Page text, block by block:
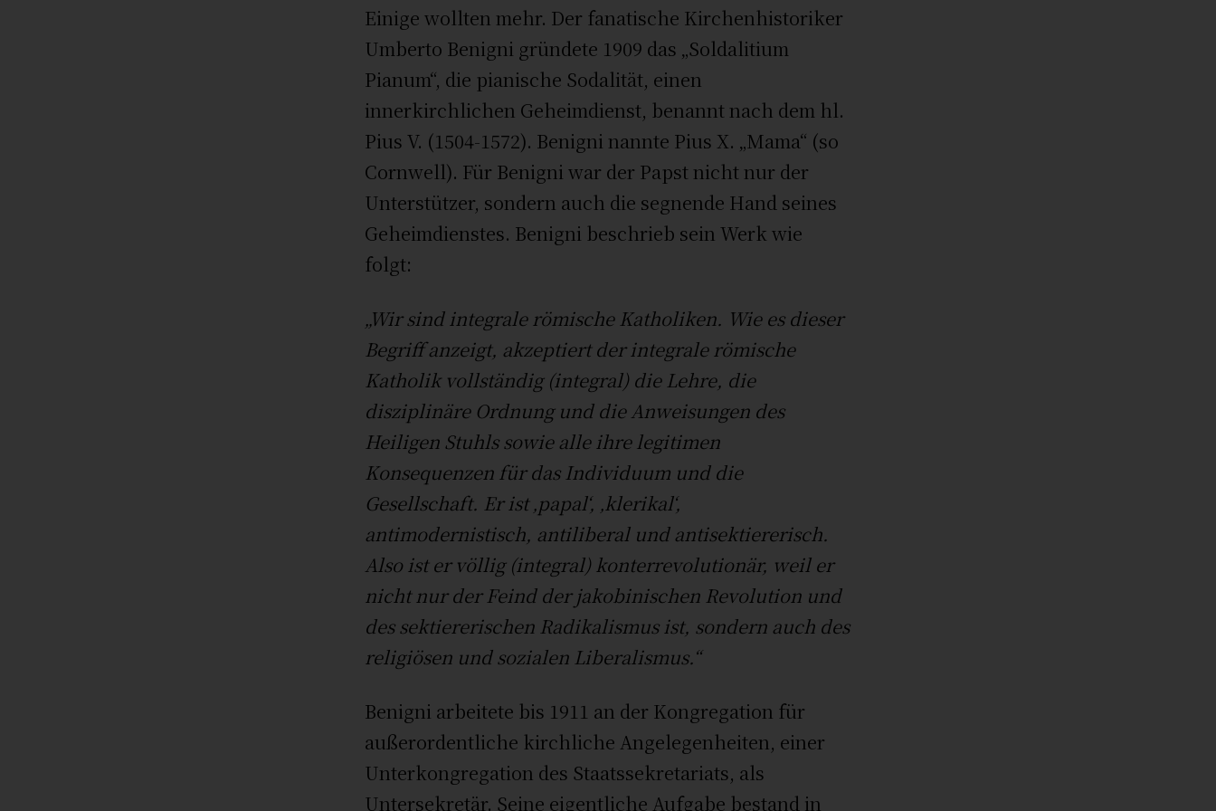
Einige wollten mehr. Der fanatische Kirchenhistoriker
Umberto Benigni gründete 1909 das „Soldalitium
Pianum“, die pianische Sodalität, einen
innerkirchlichen Geheimdienst, benannt nach dem hl.
Pius V. (1504-1572). Benigni nannte Pius X. „Mama“ (so
Cornwell). Für Benigni war der Papst nicht nur der
Unterstützer, sondern auch die segnende Hand seines
Geheimdienstes. Benigni beschrieb sein Werk wie
folgt:
„Wir sind integrale römische Katholiken. Wie es dieser
Begriff anzeigt, akzeptiert der integrale römische
Katholik vollständig (integral) die Lehre, die
disziplinäre Ordnung und die Anweisungen des
Heiligen Stuhls sowie alle ihre legitimen
Konsequenzen für das Individuum und die
Gesellschaft. Er ist ‚papal‘, ‚klerikal‘,
antimodernistisch, antiliberal und antisektiererisch.
Also ist er völlig (integral) konterrevolutionär, weil er
nicht nur der Feind der jakobinischen Revolution und
des sektiererischen Radikalismus ist, sondern auch des
religiösen und sozialen Liberalismus.“
Benigni arbeitete bis 1911 an der Kongregation für
außerordentliche kirchliche Angelegenheiten, einer
Unterkongregation des Staatssekretariats, als
Untersekretär. Seine eigentliche Aufgabe bestand in